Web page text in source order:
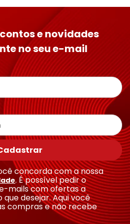
e novidades
no seu e-mail
concorda com a nossa
. É possível pedir o
mails com ofertas a
desejar. Aqui você
compras e não recebe